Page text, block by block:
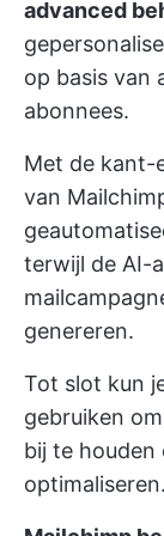
advanced
op basis van
abonnees.
Met de kant-
van
terwijl de AI-
genereren.
Tot slot kun
gebruiken
bij te
optimaliseren.